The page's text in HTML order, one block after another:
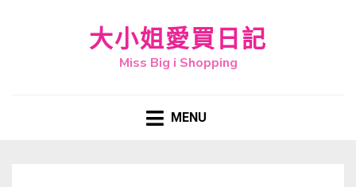
大小姐愛買日記
Miss Big i Shopping
MENU